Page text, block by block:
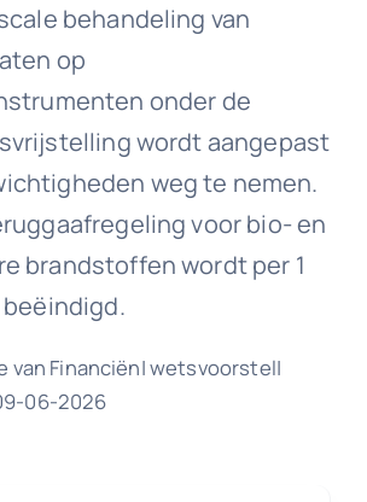
behandeling van
op
onder de
wordt aangepast
weg te nemen.
voor bio- en
brandstoffen wordt per 1
beëindigd.
van Financiën| wetsvoorstel|
06-2026